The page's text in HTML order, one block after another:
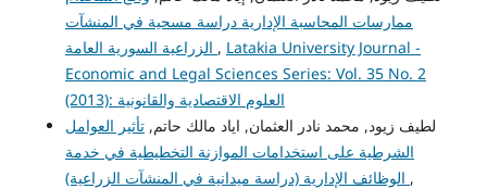
ممارسات المحاسبة الإدارية دراسة مسحية في المنشآت
, Latakia University Journal -
Economic and Legal Sciences Series: Vol. 35 No. 2
(2013): العلوم الاقتصادية والقانونية
لطيف زيود, محمد نادر العثمان, اياد مالك حاتم,تأثير العوامل
الشرطية على استخدامات الموازنة التخطيطية في خدمة
,